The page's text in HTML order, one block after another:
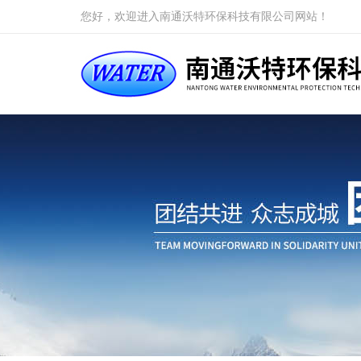
您好，欢迎进入南通沃特环保科技有限公司网站！